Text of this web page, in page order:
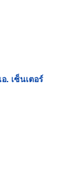
. เซ็นเตอร์